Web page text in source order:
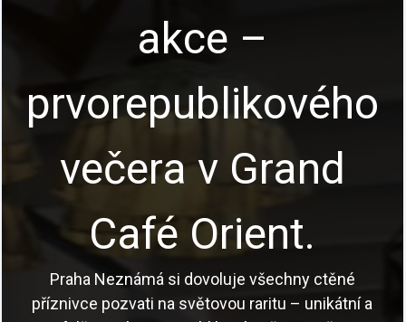
akce –
prvorepublikového
večera v Grand
Café Orient.
Praha Neznámá si dovoluje všechny ctěné
příznivce pozvati na světovou raritu – unikátní a